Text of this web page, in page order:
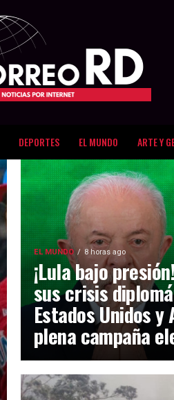
DEPORTES EL MUNDO ARTE Y
EL MUNDO 8 horas ago
¡Lula bajo
sus crisis
Estados Unidos
plena campaña